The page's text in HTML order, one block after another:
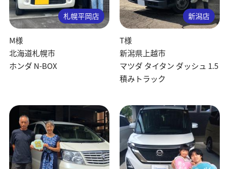
札幌平岡店
M様
北海道札幌市
ホンダ N-BOX
新潟店
T様
新潟県上越市
マツダ タイタン ダッシュ 1.5
積みトラック